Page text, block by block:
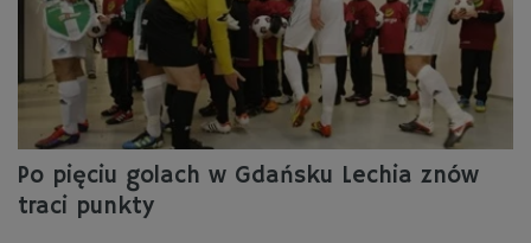
Po pięciu golach w Gdańsku Lechia znów
traci punkty